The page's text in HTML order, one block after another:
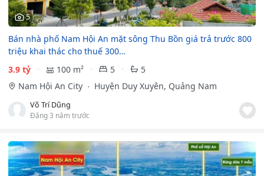
5
Bán nhà phố Nam Hội An mặt sông Thu Bồn giá trả trước 800
triệu khai thác cho thuế 300…
3.9 tỷ
100 m² 5
5
Nam Hội An City
Huyện Duy Xuyên, Quảng Nam
Võ Trí Dũng
Đăng 3 năm trước